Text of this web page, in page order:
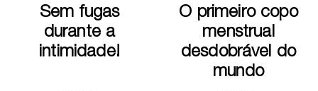
Sem fugas
durante a
intimidade!
O primeiro copo
menstrual
desdobrável do
mundo